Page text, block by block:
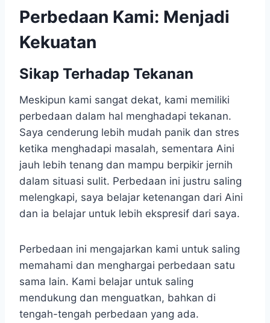
Perbedaan Kami: Menjadi
Kekuatan
Sikap Terhadap Tekanan
Meskipun kami sangat dekat, kami memiliki
perbedaan dalam hal menghadapi tekanan.
Saya cenderung lebih mudah panik dan stres
ketika menghadapi masalah, sementara Aini
jauh lebih tenang dan mampu berpikir jernih
dalam situasi sulit. Perbedaan ini justru saling
melengkapi, saya belajar ketenangan dari Aini
dan ia belajar untuk lebih ekspresif dari saya.
Perbedaan ini mengajarkan kami untuk saling
memahami dan menghargai perbedaan satu
sama lain. Kami belajar untuk saling
mendukung dan menguatkan, bahkan di
tengah-tengah perbedaan yang ada.